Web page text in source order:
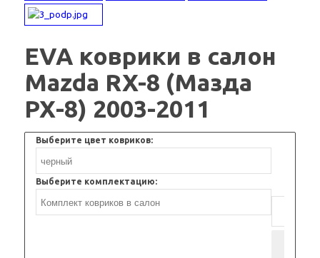
EVA коврики в салон
Mazda RX-8 (Мазда
РХ-8) 2003-2011
Выберите цвет ковриков:
Выберите комплектацию: